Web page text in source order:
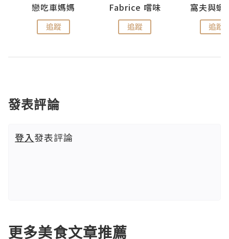
戀吃車媽媽
追蹤
Fabrice 嚐味
追蹤
窩夫與蝦
追蹤
發表評論
登入發表評論
更多美食文章推薦